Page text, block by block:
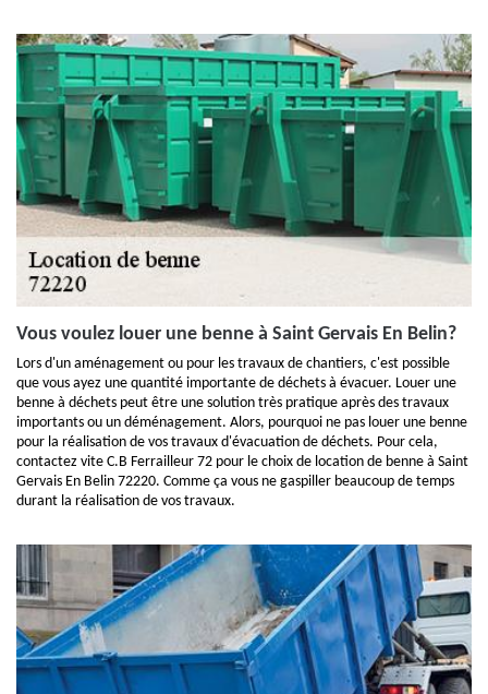
Vous voulez louer une benne à Saint Gervais En Belin?
Lors d'un aménagement ou pour les travaux de chantiers, c'est possible
que vous ayez une quantité importante de déchets à évacuer. Louer une
benne à déchets peut être une solution très pratique après des travaux
importants ou un déménagement. Alors, pourquoi ne pas louer une benne
pour la réalisation de vos travaux d'évacuation de déchets. Pour cela,
contactez vite C.B Ferrailleur 72 pour le choix de location de benne à Saint
Gervais En Belin 72220. Comme ça vous ne gaspiller beaucoup de temps
durant la réalisation de vos travaux.